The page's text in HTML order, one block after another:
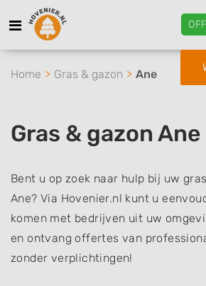
Home Gras & gazon Ane
Gras & gazon Ane
Bent u op zoek naar hulp bij uw
Ane? Via Hovenier.nl kunt u
komen met bedrijven uit uw
en ontvang offertes van
zonder verplichtingen!